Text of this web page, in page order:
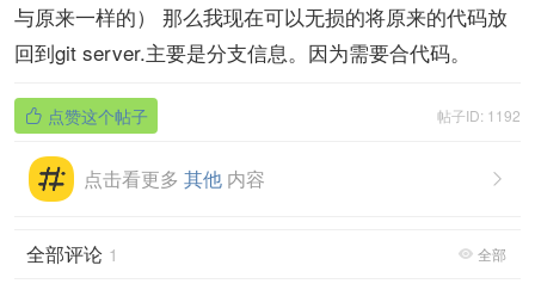
与原来一样的） 那么我现在可以无损的将原来的代码放
回到git server.主要是分支信息。因为需要合代码。
帖子ID: 1192
 点赞这个帖子

点击看更多 其他 内容
 全部
全部评论 1